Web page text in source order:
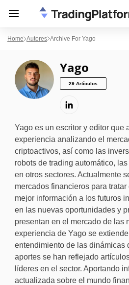
Home Autores Archive For Yago
Yago
29 Artículos
Yago es un escritor y editor que
experiencia analizando el
criptoactivos, así como las
robots de trading automático,
en otros sectores. Actualmente
mercados financieros para
mejor información a los futuros
en las nuevas oportunidades y
presentan en el mercado de las
experiencia de Yago se
entendimiento de las dinámicas
aportes se han reflejado
líderes en el sector. Aportando
actualizada sobre el mundo